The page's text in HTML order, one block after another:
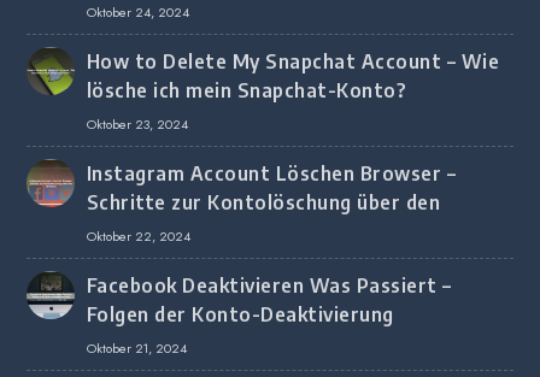
Oktober 24, 2024
How to Delete My Snapchat Account – Wie
lösche ich mein Snapchat-Konto?
Oktober 23, 2024
Instagram Account Löschen Browser –
Schritte zur Kontolöschung über den
Browser
Oktober 22, 2024
Facebook Deaktivieren Was Passiert –
Folgen der Konto-Deaktivierung
Oktober 21, 2024